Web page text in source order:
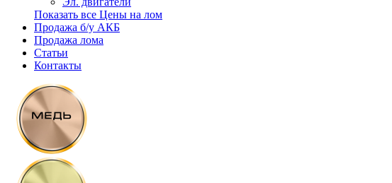
Показать все Цены на лом
Продажа б/у АКБ
Продажа лома
Cтатьи
Контакты